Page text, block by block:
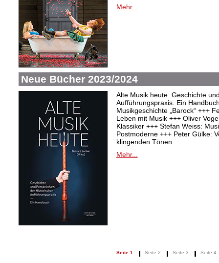
Mehr...
Neue Bücher 2023/2024
Alte Musik heute. Geschichte
Aufführungspraxis. Ein
Musikgeschichte „Barock“ +++
Leben mit Musik +++ Oliver
Klassiker +++ Stefan Weiss:
Postmoderne +++ Peter Gülke:
klingenden Tönen
Mehr...
Seite 1 Seite 2 Seite 3 Seite 4